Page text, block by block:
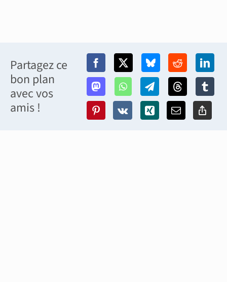
Partagez ce
bon plan
avec vos
amis !